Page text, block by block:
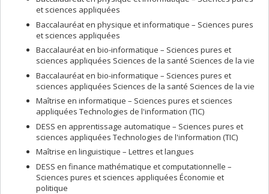
et sciences appliquées
Baccalauréat en physique et informatique – Sciences pures
et sciences appliquées
Baccalauréat en bio-informatique – Sciences pures et
sciences appliquées Sciences de la santé Sciences de la vie
Baccalauréat en bio-informatique – Sciences pures et
sciences appliquées Sciences de la santé Sciences de la vie
Maîtrise en informatique – Sciences pures et sciences
appliquées Technologies de l'information (TIC)
DESS en apprentissage automatique – Sciences pures et
sciences appliquées Technologies de l'information (TIC)
Maîtrise en linguistique – Lettres et langues
DESS en finance mathématique et computationnelle –
Sciences pures et sciences appliquées Économie et
politique